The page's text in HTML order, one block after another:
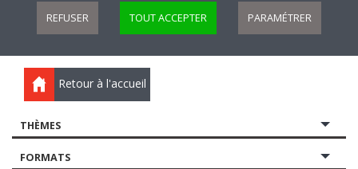
REFUSER TOUT ACCEPTER PARAMÉTRER
Retour à l'accueil
THÈMES
FORMATS